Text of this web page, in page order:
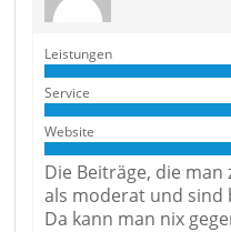
Leistungen
Service
Website
Die Beiträge, die
als moderat und sind
Da kann man nix